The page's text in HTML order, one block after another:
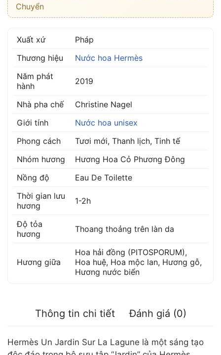
Chuyển
Xuất xứ
Pháp
Thương hiệu
Nước hoa Hermès
Năm phát
hành
2019
Nhà pha chế
Christine Nagel
Giới tính
Nước hoa unisex
Phong cách
Tươi mới, Thanh lịch, Tinh tế
Nhóm hương
Hương Hoa Cỏ Phương Đông
Nồng độ
Eau De Toilette
Thời gian lưu
hương
1-2h
Độ tỏa
hương
Thoang thoảng trên làn da
Hương giữa
Hoa hải đồng (PITOSPORUM),
Hoa huệ, Hoa mộc lan, Hương gỗ,
Hương nước biển
Thông tin chi tiết Đánh giá (0)
Hermès Un Jardin Sur La Lagune là một sáng tạo